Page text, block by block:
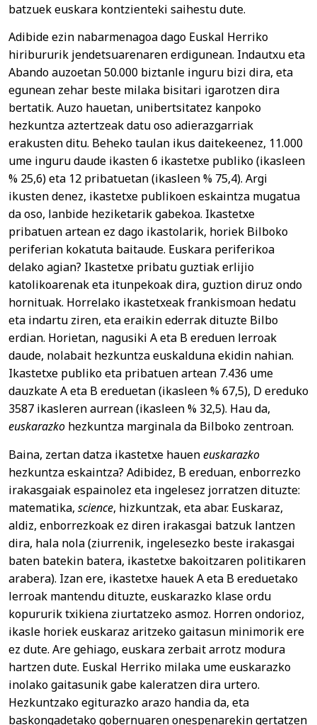
batzuek euskara kontzienteki saihestu dute.
Adibide ezin nabarmenagoa dago Euskal Herriko
hiribururik jendetsuarenaren erdigunean. Indautxu eta
Abando auzoetan 50.000 biztanle inguru bizi dira, eta
egunean zehar beste milaka bisitari igarotzen dira
bertatik. Auzo hauetan, unibertsitatez kanpoko
hezkuntza aztertzeak datu oso adierazgarriak
erakusten ditu. Beheko taulan ikus daitekeenez, 11.000
ume inguru daude ikasten 6 ikastetxe publiko (ikasleen
% 25,6) eta 12 pribatuetan (ikasleen % 75,4). Argi
ikusten denez, ikastetxe publikoen eskaintza mugatua
da oso, lanbide heziketarik gabekoa. Ikastetxe
pribatuen artean ez dago ikastolarik, horiek Bilboko
periferian kokatuta baitaude. Euskara periferikoa
delako agian? Ikastetxe pribatu guztiak erlijio
katolikoarenak eta itunpekoak dira, guztion diruz ondo
hornituak. Horrelako ikastetxeak frankismoan hedatu
eta indartu ziren, eta eraikin ederrak dituzte Bilbo
erdian. Horietan, nagusiki A eta B ereduen lerroak
daude, nolabait hezkuntza euskalduna ekidin nahian.
Ikastetxe publiko eta pribatuen artean 7.436 ume
dauzkate A eta B ereduetan (ikasleen % 67,5), D ereduko
3587 ikasleren aurrean (ikasleen % 32,5). Hau da,
euskarazko hezkuntza marginala da Bilboko zentroan.
Baina, zertan datza ikastetxe haueneuskarazko
hezkuntza eskaintza? Adibidez, B ereduan, enborrezko
irakasgaiak espainolez eta ingelesez jorratzen dituzte:
matematika, science, hizkuntzak, eta abar. Euskaraz,
aldiz, enborrezkoak ez diren irakasgai batzuk lantzen
dira, hala nola (ziurrenik, ingelesezko beste irakasgai
baten batekin batera, ikastetxe bakoitzaren politikaren
arabera). Izan ere, ikastetxe hauek A eta B ereduetako
lerroak mantendu dituzte, euskarazko klase ordu
kopururik txikiena ziurtatzeko asmoz. Horren ondorioz,
ikasle horiek euskaraz aritzeko gaitasun minimorik ere
ez dute. Are gehiago, euskara zerbait arrotz modura
hartzen dute. Euskal Herriko milaka ume euskarazko
inolako gaitasunik gabe kaleratzen dira urtero.
Hezkuntzako egiturazko arazo handia da, eta
baskongadetako gobernuaren onespenarekin gertatzen